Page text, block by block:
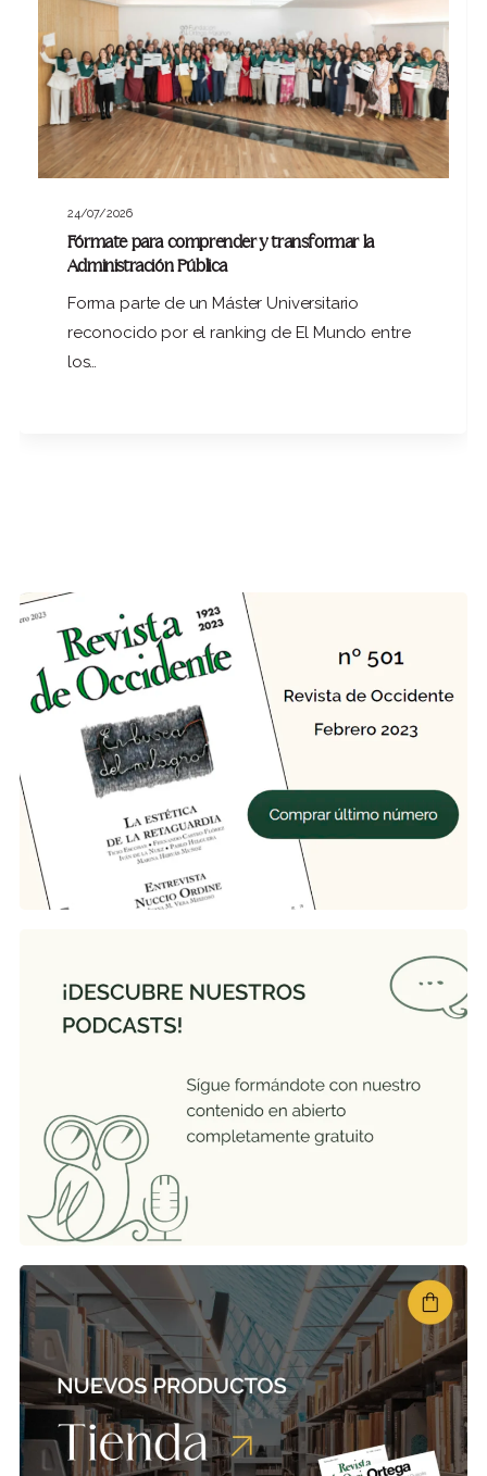
24/07/2026
Fórmate para comprender y transformar la
Administración Pública
Forma parte de un Máster Universitario
reconocido por el ranking de El Mundo entre
los…